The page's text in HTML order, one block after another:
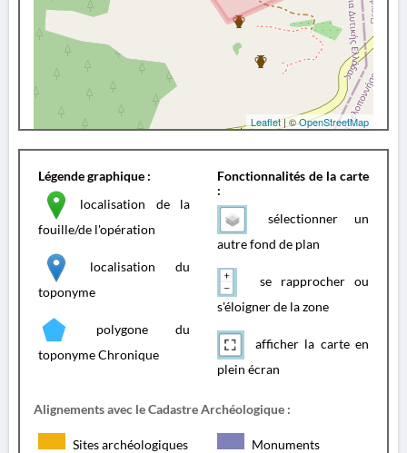
Leaflet| ©OpenStreetMap
Légende graphique :
localisation de la
fouille/de l'opération
localisation du
toponyme
polygone du
toponyme Chronique
Fonctionnalités de la carte
:
sélectionner un
autre fond de plan
se rapprocher ou
s'éloigner de la zone
afficher la carte en
plein écran
Alignements avec le Cadastre Archéologique :
Sites archéologiques Monuments